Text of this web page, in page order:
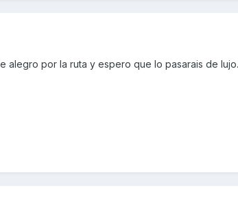
alegro por la ruta y espero que lo pasarais de lujo.